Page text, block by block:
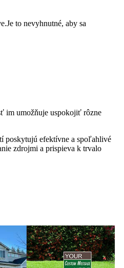
to nevyhnutné, aby sa
im umožňuje uspokojiť rôzne
poskytujú efektívne a spoľahlivé
zdrojmi a prispieva k trvalo